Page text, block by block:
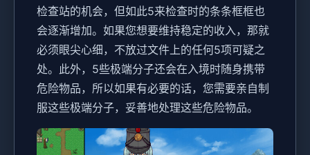
检查站的机会，但如此5来检查时的条条框框也
会逐渐增加。如果您想要维持稳定的收入，那就
必须眼尖心细，不放过文件上的任何5项可疑之
处。此外，5些极端分子还会在入境时随身携带
危险物品，所以如果有必要的话，您需要亲自制
服这些极端分子，妥善地处理这些危险物品。